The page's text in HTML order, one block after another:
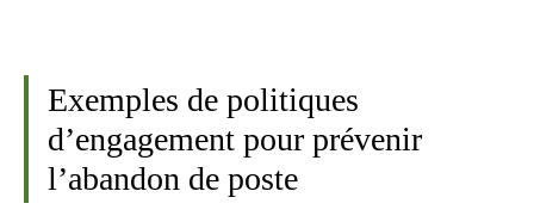
Exemples de politiques
d’engagement pour prévenir
l’abandon de poste